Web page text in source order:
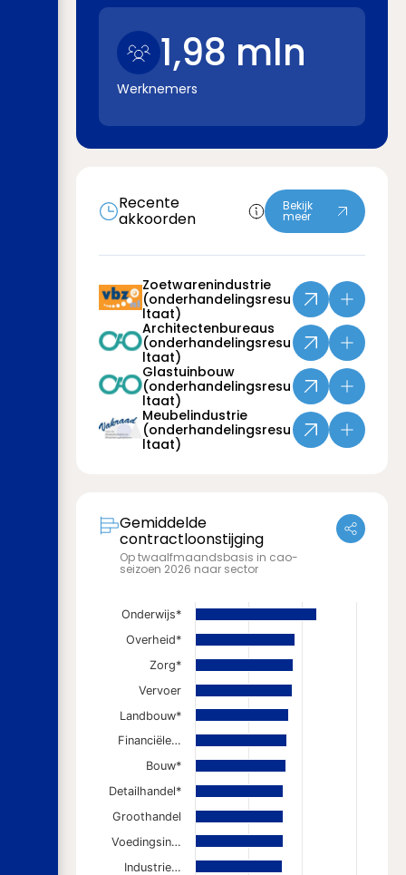
1,98 mln
Werknemers
Recente
akkoorden
Bekijk
meer
Zoetwarenindustrie
(onderhandelingsresu
ltaat)
Architectenbureaus
(onderhandelingsresu
ltaat)
Glastuinbouw
(onderhandelingsresu
ltaat)
Meubelindustrie
(onderhandelingsresu
ltaat)
Gemiddelde
contractloonstijging
Op twaalfmaandsbasis in cao-
seizoen 2026 naar sector
Onderwijs*
Overheid*
Zorg*
Vervoer
Landbouw*
Financiële…
Bouw*
Detailhandel*
Groothandel
Voedingsin…
Industrie…